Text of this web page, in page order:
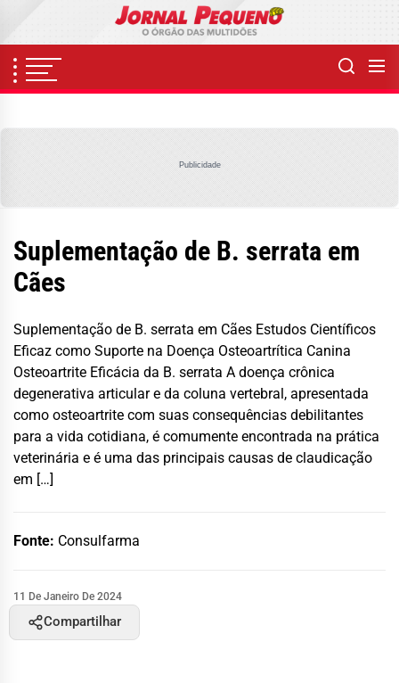
content
Publicidade
Suplementação de B. serrata em
Cães
Suplementação de B. serrata em Cães Estudos Científicos
Eficaz como Suporte na Doença Osteoartrítica Canina
Osteoartrite Eficácia da B. serrata A doença crônica
degenerativa articular e da coluna vertebral, apresentada
como osteoartrite com suas consequências debilitantes
para a vida cotidiana, é comumente encontrada na prática
veterinária e é uma das principais causas de claudicação
em […]
Fonte: Consulfarma
11 De Janeiro De 2024
Compartilhar